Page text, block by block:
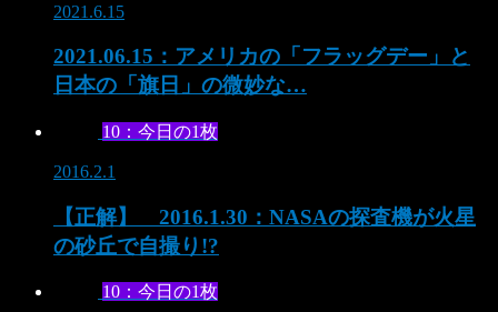
2021.6.15
2021.06.15：アメリカの「フラッグデー」と
日本の「旗日」の微妙な…
10：今日の1枚
2016.2.1
【正解】 2016.1.30：NASAの探査機が火星
の砂丘で自撮り!?
10：今日の1枚